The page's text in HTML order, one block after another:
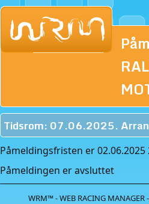
Tidsrom: 07.06.2025.
Påmeldingsfristen er 02.06.2025
Påmeldingen er avsluttet
WRM™ - WEB RACING MANAGER